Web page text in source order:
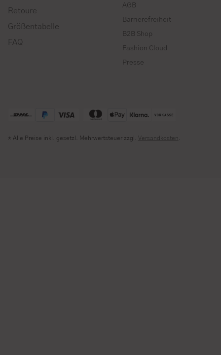
Retoure
Größentabelle
FAQ
AGB
Barrierefreiheit
B2B Shop
Fashion Cloud
Presse
* Alle Preise inkl. gesetzl. Mehrwertsteuer zzgl. Versandkosten